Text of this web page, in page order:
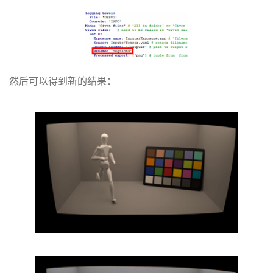
然后可以得到新的结果：